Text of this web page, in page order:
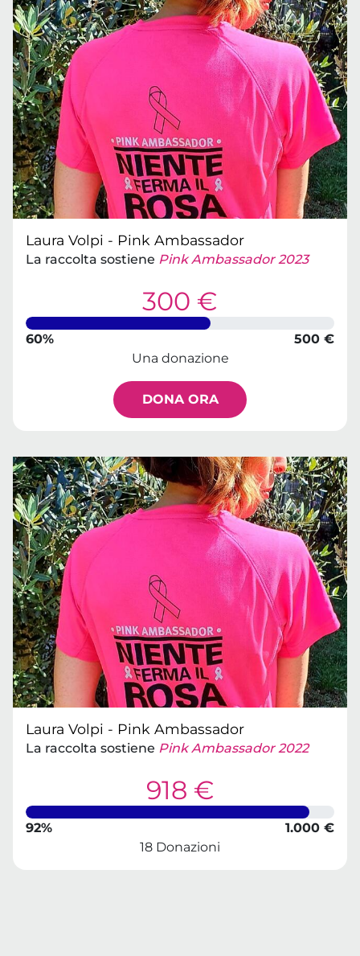
Laura Volpi - Pink Ambassador
La raccolta sostiene Pink Ambassador 2023
300 €
60%
500 €
Una donazione
DONA ORA
Laura Volpi - Pink Ambassador
La raccolta sostiene Pink Ambassador 2022
918 €
92%
1.000 €
18 Donazioni